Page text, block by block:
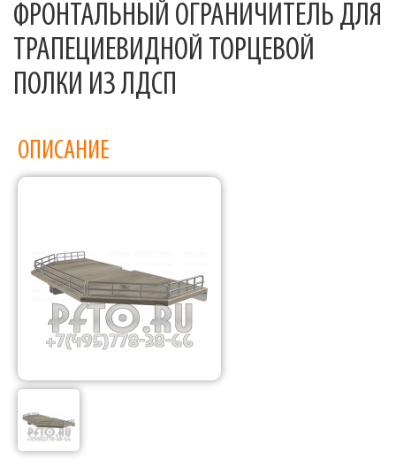
ФРОНТАЛЬНЫЙ ОГРАНИЧИТЕЛЬ ДЛЯ
ТРАПЕЦИЕВИДНОЙ ТОРЦЕВОЙ
ПОЛКИ ИЗ ЛДСП
ОПИСАНИЕ